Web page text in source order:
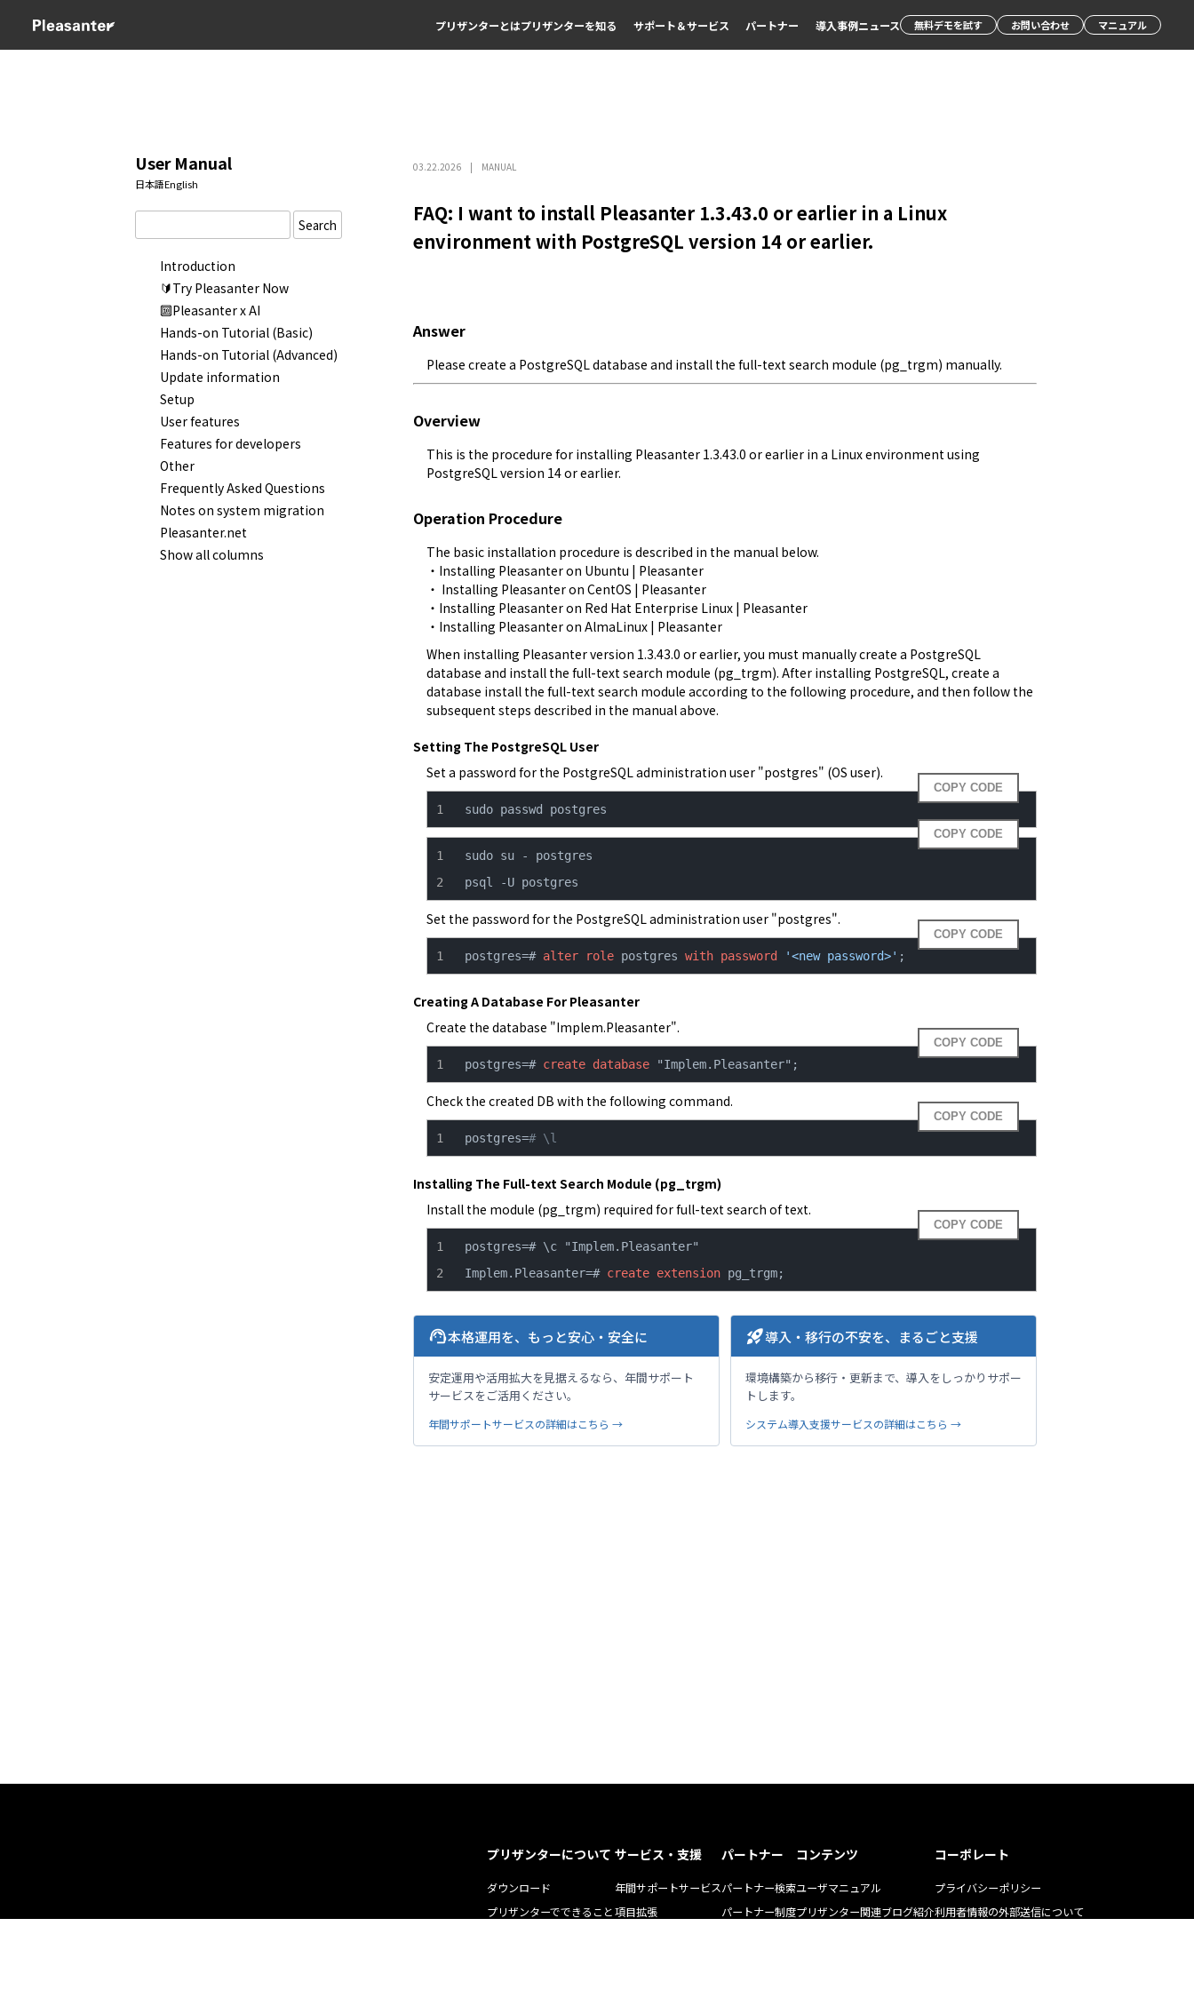
プリザンターとはプリザンターを知る サポート＆サービス パートナー 導入事例ニュース 無料デモを試す お問い合わせ マニュアル
User Manual
日本語English
Search
Introduction
🔰Try Pleasanter Now
🔟Pleasanter x AI
Hands-on Tutorial (Basic)
Hands-on Tutorial (Advanced)
Update information
Setup
User features
Features for developers
Other
Frequently Asked Questions
Notes on system migration
Pleasanter.net
Show all columns
03.22.2026 MANUAL
FAQ: I want to install Pleasanter 1.3.43.0 or earlier in a Linux
environment with PostgreSQL version 14 or earlier.
Answer
Please create a PostgreSQL database and install the full-text search module (pg_trgm) manually.
Overview
This is the procedure for installing Pleasanter 1.3.43.0 or earlier in a Linux environment using
PostgreSQL version 14 or earlier.
Operation Procedure
The basic installation procedure is described in the manual below.
・ Installing Pleasanter on Ubuntu | Pleasanter
・ Installing Pleasanter on CentOS | Pleasanter
・ Installing Pleasanter on Red Hat Enterprise Linux | Pleasanter
・ Installing Pleasanter on AlmaLinux | Pleasanter
When installing Pleasanter version 1.3.43.0 or earlier, you must manually create a PostgreSQL
database and install the full-text search module (pg_trgm). After installing PostgreSQL, create a
database install the full-text search module according to the following procedure, and then follow the
subsequent steps described in the manual above.
Setting The PostgreSQL User
Set a password for the PostgreSQL administration user "postgres" (OS user).
COPY CODE
sudo passwd postgres
COPY CODE
psql -U postgres
Set the password for the PostgreSQL administration user "postgres".
COPY CODE
postgres=# alter role postgres with password '<new password>' ;
Creating A Database For Pleasanter
Create the database "Implem.Pleasanter".
COPY CODE
postgres=# create database "Implem.Pleasanter";
Check the created DB with the following command.
COPY CODE
postgres=# \l
Installing The Full-text Search Module (pg_trgm)
Install the module (pg_trgm) required for full-text search of text.
COPY CODE
Implem.Pleasanter=# create extension pg_trgm;
support_agent本格運用を、もっと安心・安全に
安定運用や活用拡大を見据えるなら、年間サポート
サービスをご活用ください。
年間サポートサービスの詳細はこちら →
rocket_launch導入・移行の不安を、まるごと支援
環境構築から移行・更新まで、導入をしっかりサポー
トします。
システム導入支援サービスの詳細はこちら →
プリザンターについて
ダウンロード
プリザンターでできること
サービス・支援
年間サポートサービス
項目拡張
パートナー
パートナー検索
パートナー制度
コンテンツ
ユーザマニュアル
プリザンター関連ブログ紹介
コーポレート
プライバシーポリシー
利用者情報の外部送信について